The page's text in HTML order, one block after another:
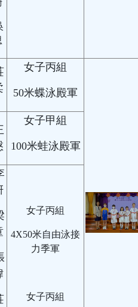
女子丙組
50米蝶泳殿軍
女子甲組
100米蛙泳殿軍
女子丙組
4X50米自由泳接
力季軍
女子丙組